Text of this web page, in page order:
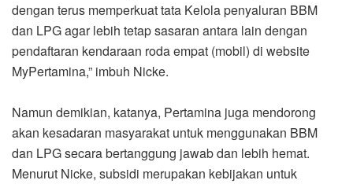
dengan terus memperkuat tata Kelola penyaluran BBM
dan LPG agar lebih tetap sasaran antara lain dengan
pendaftaran kendaraan roda empat (mobil) di website
MyPertamina,” imbuh Nicke.
Namun demikian, katanya, Pertamina juga mendorong
akan kesadaran masyarakat untuk menggunakan BBM
dan LPG secara bertanggung jawab dan lebih hemat.
Menurut Nicke, subsidi merupakan kebijakan untuk